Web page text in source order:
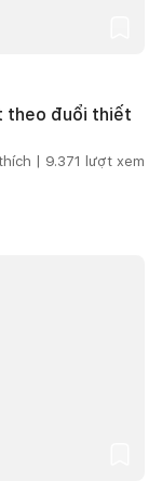
theo đuổi thiết
| 9.371 lượt xem